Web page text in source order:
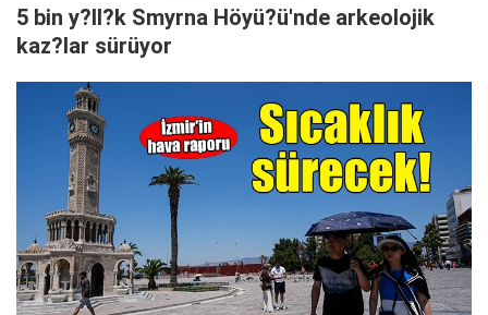
5 bin y?ll?k Smyrna Höyü?ü'nde arkeolojik
kaz?lar sürüyor